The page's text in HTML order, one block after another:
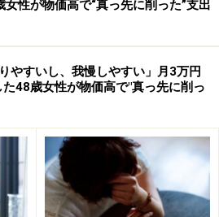
女性が物価高で“真っ先に削った”支出
りやすいし、我慢しやすい」月3万円
た48歳女性が物価高で"真っ先に削っ